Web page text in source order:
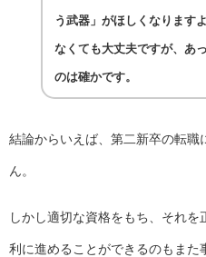
う武器」がほしくなりますよ
なくても大丈夫ですが、あ
のは確かです。
結論からいえば、第二新卒の転
ん。
しかし適切な資格をもち、それ
利に進めることができるのもまた